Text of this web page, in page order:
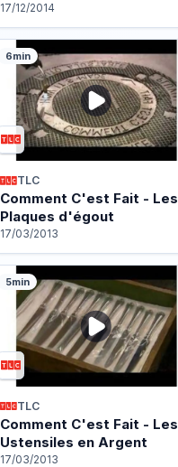
17/12/2014
6min
TLC
Comment C'est Fait - Les
Plaques d'égout
17/03/2013
5min
TLC
Comment C'est Fait - Les
Ustensiles en Argent
17/03/2013